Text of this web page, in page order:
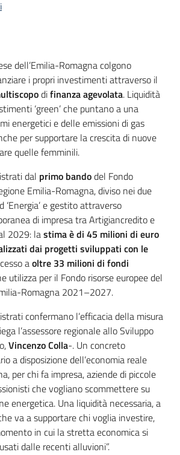
dell’Emilia-Romagna colgono
i propri investimenti attraverso il
difinanza agevolata. Liquidità
‘green’ che puntano a una
energetici e delle emissioni di gas
per supportare la crescita di nuove
quelle femminili.
dal primo bandodel Fondo
Emilia-Romagna, diviso nei due
‘Energia’ e gestito attraverso
di impresa tra Artigiancredito e
2029: lastima è di 45 milioni di euro
dai progetti sviluppati con le
aoltre 33 milioni di fondi
utilizza per il Fondo risorse europee del
Romagna 2021–2027.
confermano l’efficacia della misura
l’assessore regionale allo Sviluppo
Vincenzo Colla-. Un concreto
a disposizione dell’economia reale
per chi fa impresa, aziende di piccole
che vogliano scommettere su
energetica. Una liquidità necessaria, a
va a supportare chi voglia investire,
in cui la stretta economica si
dalle recenti alluvioni”.